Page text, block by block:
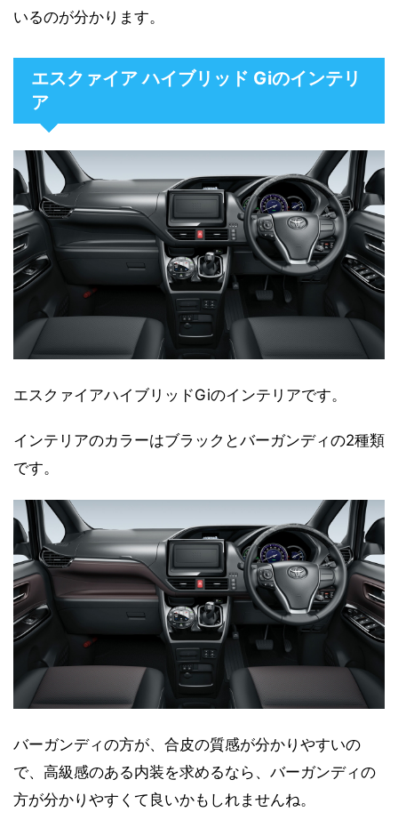
いるのが分かります。
エスクァイア ハイブリッド Giのインテリ
ア
エスクァイアハイブリッドGiのインテリアです。
インテリアのカラーはブラックとバーガンディの2種類
です。
バーガンディの方が、合皮の質感が分かりやすいの
で、高級感のある内装を求めるなら、バーガンディの
方が分かりやすくて良いかもしれませんね。